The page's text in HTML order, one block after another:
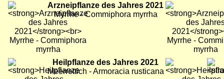
Bild
Arzneipflanze des Jahres 2021
Myrrhe - Commiphora myrrha
Bild
Bild
Heilpflanze des Jahres 2021
Meerrettich - Armoracia rusticana
Bild Bild